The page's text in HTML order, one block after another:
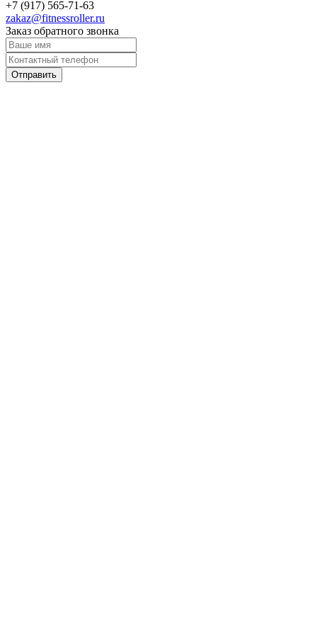
+7 (917) 565-71-63
zakaz@fitnessroller.ru
Заказ обратного звонка
Отправить